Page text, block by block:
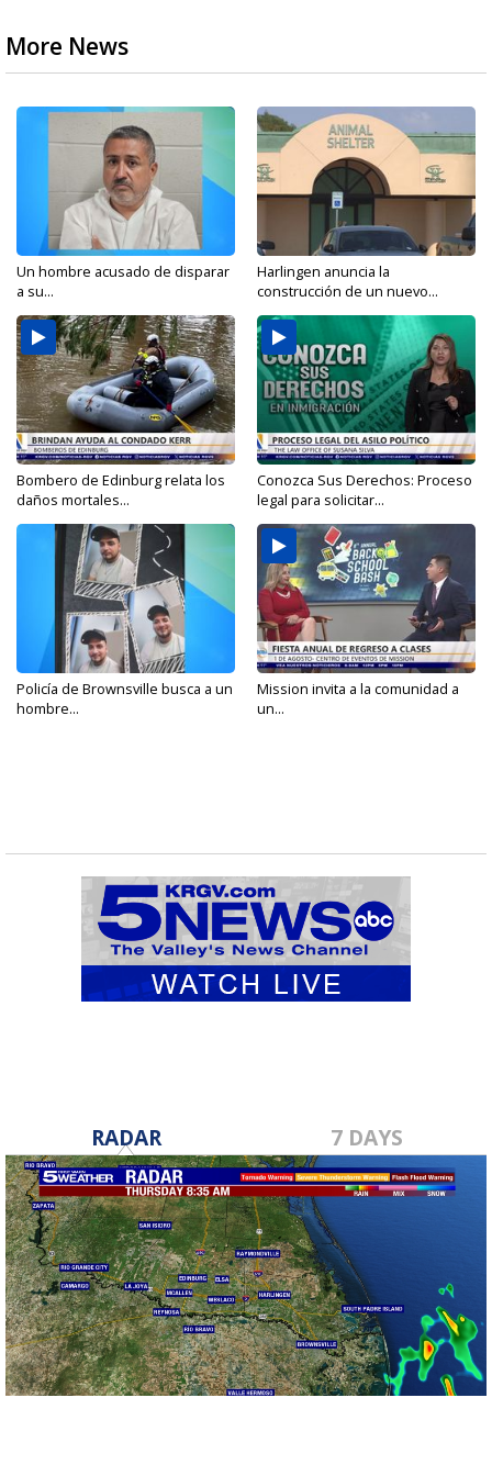
More News
Un hombre acusado de disparar
a su...
Harlingen anuncia la
construcción de un nuevo...
Bombero de Edinburg relata los
daños mortales...
Conozca Sus Derechos: Proceso
legal para solicitar...
Policía de Brownsville busca a un
hombre...
Mission invita a la comunidad a
un...
RADAR 7 DAYS